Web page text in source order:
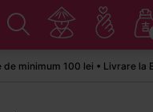
100 lei • Livrare la